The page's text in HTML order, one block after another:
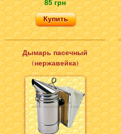
85 грн
Дымарь пасечный
(нержавейка)